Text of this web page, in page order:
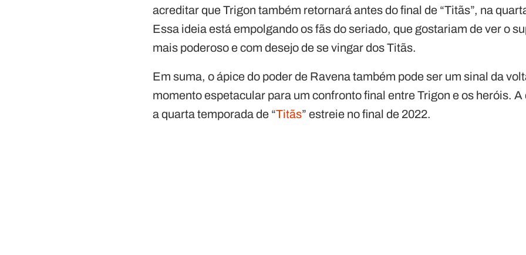
acreditar que Trigon também retornará antes do final de “Titãs”, na
Essa ideia está empolgando os fãs do seriado, que gostariam de ver o
mais poderoso e com desejo de se vingar dos Titãs.
Em suma, o ápice do poder de Ravena também pode ser um sinal da
momento espetacular para um confronto final entre Trigon e os heróis.
a quarta temporada de “Titãs” estreie no final de 2022.